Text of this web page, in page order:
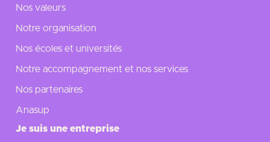
Nos valeurs
Notre organisation
Nos écoles et universités
Notre accompagnement et nos services
Nos partenaires
Anasup
Je suis une entreprise